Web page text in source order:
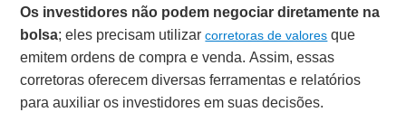
Os investidores não podem negociar diretamente na
bolsa; eles precisam utilizarcorretoras de valores que
emitem ordens de compra e venda. Assim, essas
corretoras oferecem diversas ferramentas e relatórios
para auxiliar os investidores em suas decisões.